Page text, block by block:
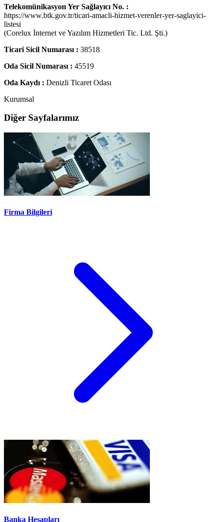
Telekomünikasyon Yer Sağlayıcı No. :
https://www.btk.gov.tr/ticari-amacli-hizmet-verenler-yer-saglayici-
listesi
(Corelux İnternet ve Yazılım Hizmetleri Tic. Ltd. Şti.)
Ticari Sicil Numarası : 38518
Oda Sicil Numarası : 45519
Oda Kaydı : Denizli Ticaret Odası
Kurumsal
Diğer Sayfalarımız
Firma Bilgileri
Banka Hesapları